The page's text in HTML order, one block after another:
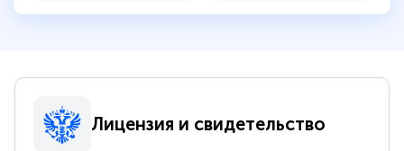
Лицензия и свидетельство